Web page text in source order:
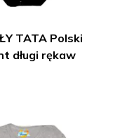
TATA Polski
długi rękaw